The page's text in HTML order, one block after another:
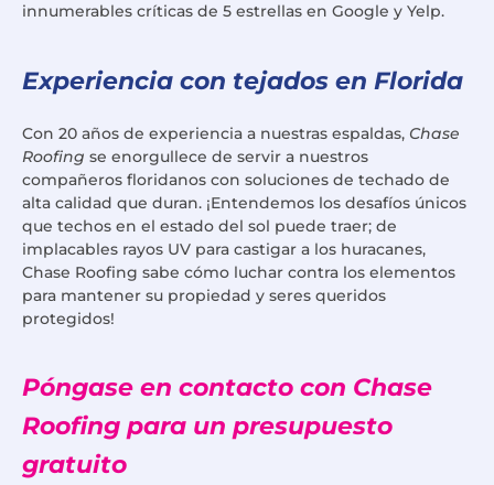
innumerables críticas de 5 estrellas en Google y Yelp.
Experiencia con tejados en Florida
Con 20 años de experiencia a nuestras espaldas, Chase
Roofing se enorgullece de servir a nuestros
compañeros floridanos con soluciones de techado de
alta calidad que duran. ¡Entendemos los desafíos únicos
que techos en el estado del sol puede traer; de
implacables rayos UV para castigar a los huracanes,
Chase Roofing sabe cómo luchar contra los elementos
para mantener su propiedad y seres queridos
protegidos!
Póngase en contacto con Chase
Roofing para un presupuesto
gratuito